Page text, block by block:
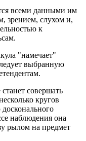
всеми данными им
зрением, слухом и,
к
"намечает"
выбранную
совершать
кругов
наблюдения она
рылом на предмет